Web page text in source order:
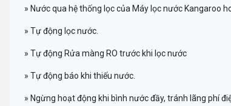
» Nước qua hệ thống lọc của Máy lọc nước Kangaroo
» Tự động lọc nước.
» Tự động Rửa màng RO trước khi lọc nước
» Tự động báo khi thiếu nước.
» Ngừng hoạt động khi bình nước đầy, tránh lãng phí